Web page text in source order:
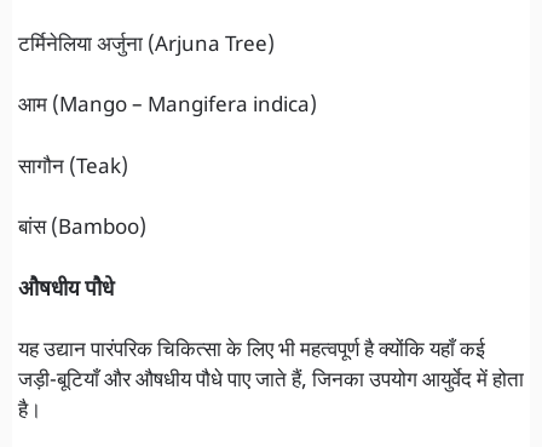
टर्मिनेलिया अर्जुना (Arjuna Tree)
आम (Mango – Mangifera indica)
सागौन (Teak)
बांस (Bamboo)
औषधीय पौधे
यह उद्यान पारंपरिक चिकित्सा के लिए भी महत्वपूर्ण है क्योंकि यहाँ कई
जड़ी-बूटियाँ और औषधीय पौधे पाए जाते हैं, जिनका उपयोग आयुर्वेद में होता
है।